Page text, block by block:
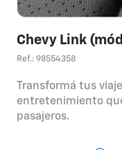
Chevy Link
Ref.: 98554358
Transformá tus
entretenimiento
pasajeros.